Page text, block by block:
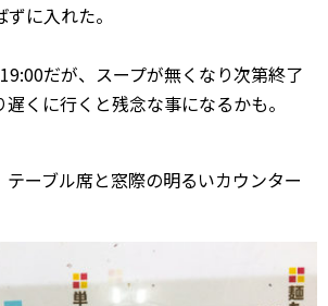
に入れた。
だが、スープが無くなり次第終了
くに行くと残念な事になるかも。
ーブル席と窓際の明るいカウンター